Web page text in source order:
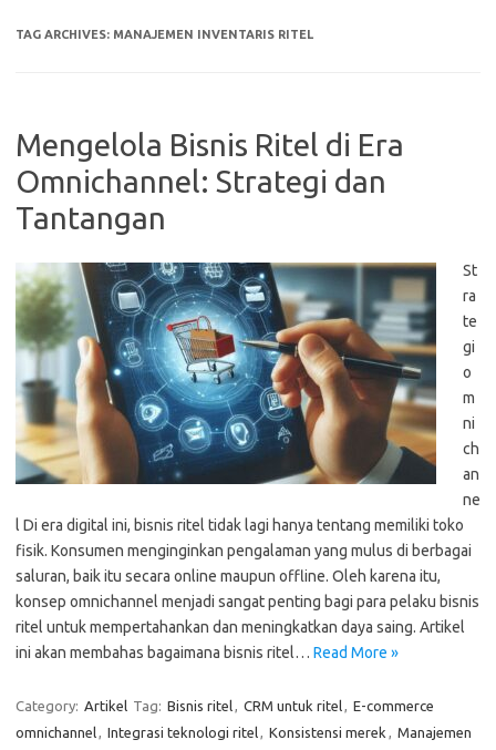
TAG ARCHIVES: MANAJEMEN INVENTARIS RITEL
Mengelola Bisnis Ritel di Era
Omnichannel: Strategi dan
Tantangan
St
ra
te
gi
o
m
ni
ch
an
ne
l Di era digital ini, bisnis ritel tidak lagi hanya tentang memiliki toko
fisik. Konsumen menginginkan pengalaman yang mulus di berbagai
saluran, baik itu secara online maupun offline. Oleh karena itu,
konsep omnichannel menjadi sangat penting bagi para pelaku bisnis
ritel untuk mempertahankan dan meningkatkan daya saing. Artikel
ini akan membahas bagaimana bisnis ritel… Read More »
Category: Artikel Tag: Bisnis ritel, CRM untuk ritel, E-commerce
omnichannel, Integrasi teknologi ritel, Konsistensi merek , Manajemen